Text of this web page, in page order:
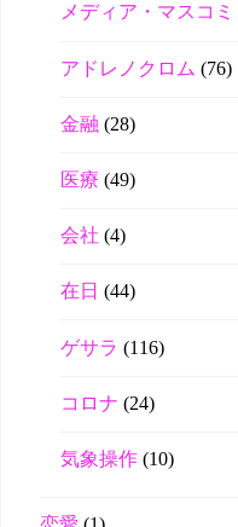
メディア・マスコミ
アドレノクロム (76)
金融 (28)
医療 (49)
会社 (4)
在日 (44)
ゲサラ (116)
コロナ (24)
気象操作(10)